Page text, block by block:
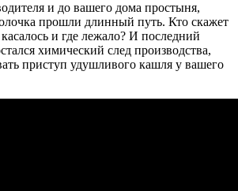
и до вашего дома простыня,
прошли длинный путь. Кто скажет
и где лежало? И последний
химический след производства,
приступ удушливого кашля у вашего